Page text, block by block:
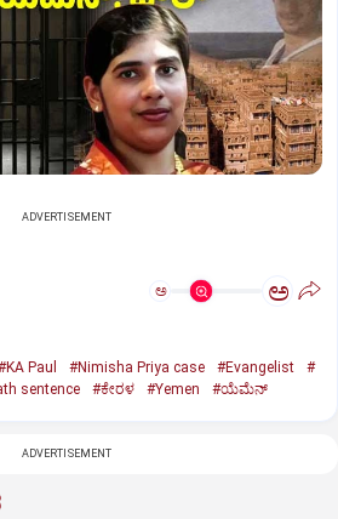
ADVERTISEMENT
ಅ ಅ
Paul #Nimisha Priya case #Evangelist
#
sentence #ಕೇರಳ #Yemen #ಯೆಮೆನ್‌
ADVERTISEMENT